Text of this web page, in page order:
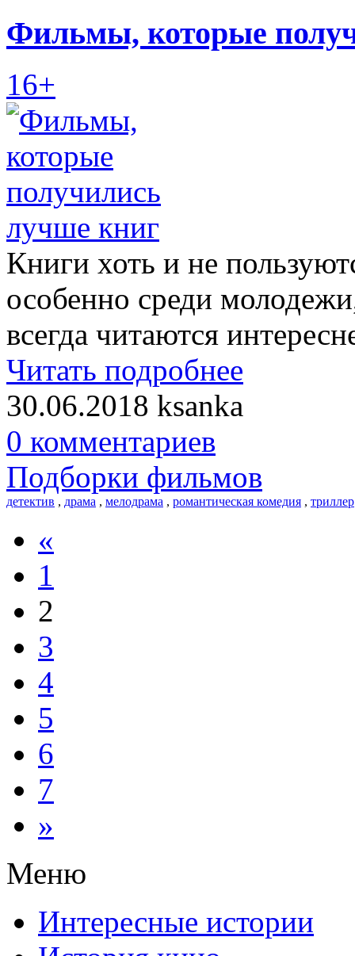
Фильмы, которые
16+
Книги хоть и не
особенно среди
всегда читаются
Читать подробнее
30.06.2018 ksanka
0 комментариев
Подборки фильмов
детектив , драма , мелодрама , романтическая комедия , триллер
«
1
2
3
4
5
6
7
»
Меню
Интересные истории